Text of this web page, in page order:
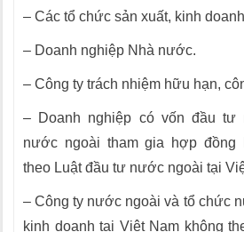
– Các tổ chức sản xuất, kinh
– Doanh nghiệp Nhà nước.
– Công ty trách nhiệm hữu hạn,
– Doanh nghiệp có vốn đầu tư
nước ngoài tham gia hợp đồng
theo Luật đầu tư nước ngoài tại
– Công ty nước ngoài và tổ chức
kinh doanh tại Việt Nam không